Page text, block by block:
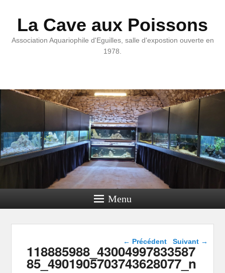
La Cave aux Poissons
Association Aquariophile d'Eguilles, salle d'expostion ouverte en
1978.
Menu
Navigation dans les
images
← Précédent Suivant →
118885988_43004997833587
85_4901905703743628077_n